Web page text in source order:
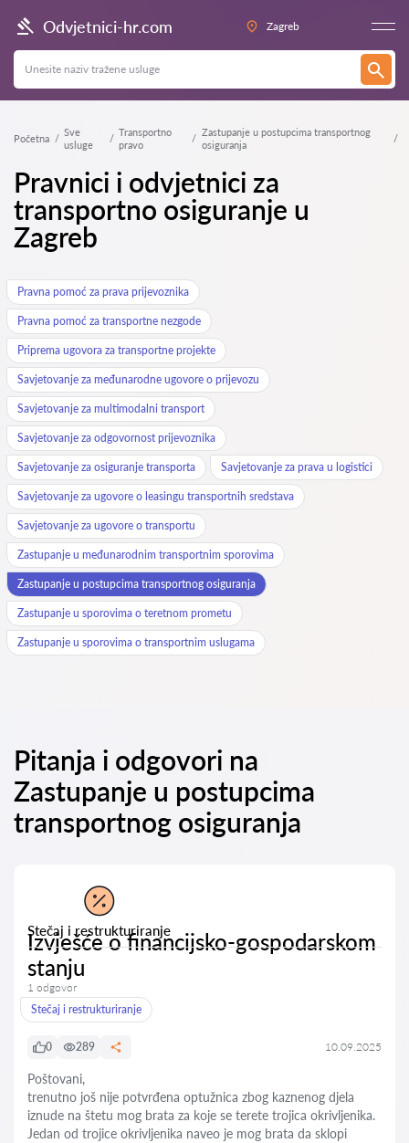
Odvjetnici-hr.com Zagreb
Početna
Sve
usluge
Transportno
pravo
Zastupanje u postupcima transportnog
osiguranja
Pravnici i odvjetnici za
transportno osiguranje u
Zagreb
Pravna pomoć za prava prijevoznika
Pravna pomoć za transportne nezgode
Priprema ugovora za transportne projekte
Savjetovanje za međunarodne ugovore o prijevozu
Savjetovanje za multimodalni transport
Savjetovanje za odgovornost prijevoznika
Savjetovanje za osiguranje transporta Savjetovanje za prava u logistici
Savjetovanje za ugovore o leasingu transportnih sredstava
Savjetovanje za ugovore o transportu
Zastupanje u međunarodnim transportnim sporovima
Zastupanje u postupcima transportnog osiguranja
Zastupanje u sporovima o teretnom prometu
Zastupanje u sporovima o transportnim uslugama
Pitanja i odgovori na
Zastupanje u postupcima
transportnog osiguranja
Stečaj i restrukturiranje
Izvješće o financijsko-gospodarskom
stanju
1 odgovor
Stečaj i restrukturiranje
0 289 10.09.2025
Poštovani,
trenutno još nije potvrđena optužnica zbog kaznenog djela
iznude na štetu mog brata za koje se terete trojica okrivljenika.
Jedan od trojice okrivljenika naveo je mog brata da sklopi